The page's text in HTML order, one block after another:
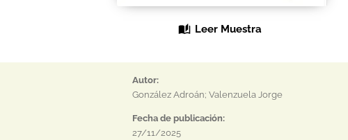
Leer Muestra
Autor:
González Adroán; Valenzuela Jorge
Fecha de publicación:
27/11/2025